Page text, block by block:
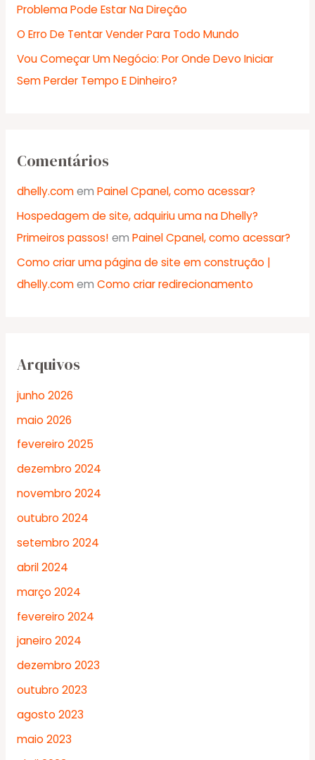
o
r
:
Problema Pode Estar Na Direção
O Erro De Tentar Vender Para Todo Mundo
Vou Começar Um Negócio: Por Onde Devo Iniciar
Sem Perder Tempo E Dinheiro?
Comentários
dhelly.comem Painel Cpanel, como acessar?
Hospedagem de site, adquiriu uma na Dhelly?
Primeiros passos! em Painel Cpanel, como acessar?
Como criar uma página de site em construção |
dhelly.comem Como criar redirecionamento
Arquivos
junho 2026
maio 2026
fevereiro 2025
dezembro 2024
novembro 2024
outubro 2024
setembro 2024
abril 2024
março 2024
fevereiro 2024
janeiro 2024
dezembro 2023
outubro 2023
agosto 2023
maio 2023